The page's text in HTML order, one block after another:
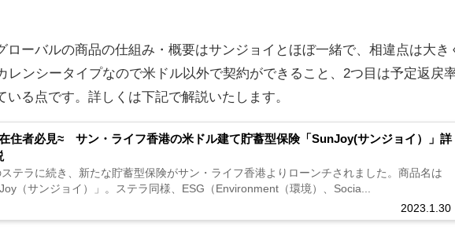
ローバルの商品の仕組み・概要はサンジョイとほぼ一緒で、相違点は大き
レンシータイプなので米ドル以外で契約ができること、2つ目は予定返戻
る点です。詳しくは下記で解説いたします。
住者必見≈ サン・ライフ香港の米ドル建て貯蓄型保険「SunJoy(サンジョイ）」詳
2023.1.30
ステラに続き、新たな貯蓄型保険がサン・ライフ香港よりローンチされました。商品名は
（サンジョイ）」。ステラ同様、ESG（Environment（環境）、Socia...